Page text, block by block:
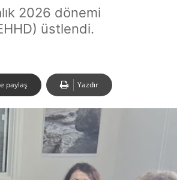
2026 dönemi
üstlendi.
paylaş Yazdır